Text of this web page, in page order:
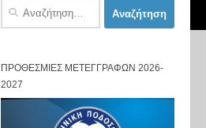
Αναζήτηση
ΠΡΟΘΕΣΜΊΕΣ ΜΕΤΕΓΓΡΑΦΏΝ 2026-
2027